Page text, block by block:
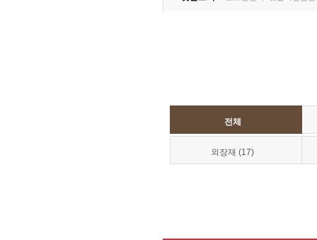
전체
외장재 (17)